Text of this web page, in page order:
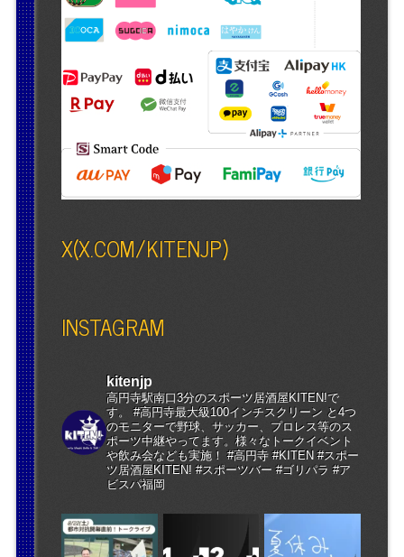
X(X.COM/KITENJP)
INSTAGRAM
kitenjp
高円寺駅南口3分のスポーツ居酒屋KITEN!で
す。 #高円寺最大級100インチスクリーン と4つ
のモニターで野球、サッカー、プロレス等のス
ポーツ中継やってます。様々なトークイベント
や飲み会なども実施！ #高円寺 #KITEN #スポー
ツ居酒屋KITEN! #スポーツバー #ゴリパラ #ア
ビスパ福岡